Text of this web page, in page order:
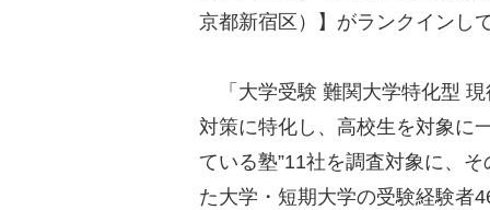
京都新宿区）】がランクインし
「大学受験 難関大学特化型 現
対策に特化し、高校生を対象に
ている塾”11社を調査対象に、
た大学・短期大学の受験経験者